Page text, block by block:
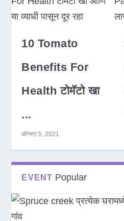
10 Tomato
Benefits For
Health टोमॅटो खा
...
ऑगस्ट 5, 2021
EVENT Popular